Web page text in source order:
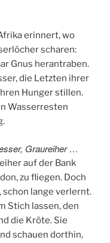
erinnert, wo
scharen:
Gnus herantraben.
die Letzten ihrer
Hunger stillen.
Wasserresten
Graureiher …
auf der Bank
zu fliegen. Doch
schon lange verlernt.
Stich lassen, den
die Kröte. Sie
schauen dorthin,